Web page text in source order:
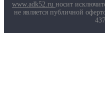
Маркировка
Основные ТР ТС,
www.adk52.ru носит
не является публичной